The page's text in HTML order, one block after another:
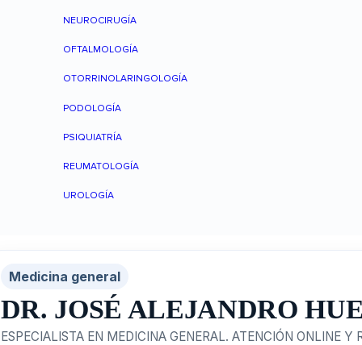
NEUROCIRUGÍA
OFTALMOLOGÍA
OTORRINOLARINGOLOGÍA
PODOLOGÍA
PSIQUIATRÍA
REUMATOLOGÍA
UROLOGÍA
Medicina general
DR. JOSÉ ALEJANDRO
ESPECIALISTA EN MEDICINA GENERAL. ATENCIÓN ONLINE Y